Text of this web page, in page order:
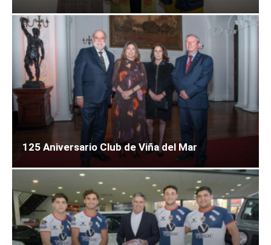
125 Aniversario Club de Viña del Mar